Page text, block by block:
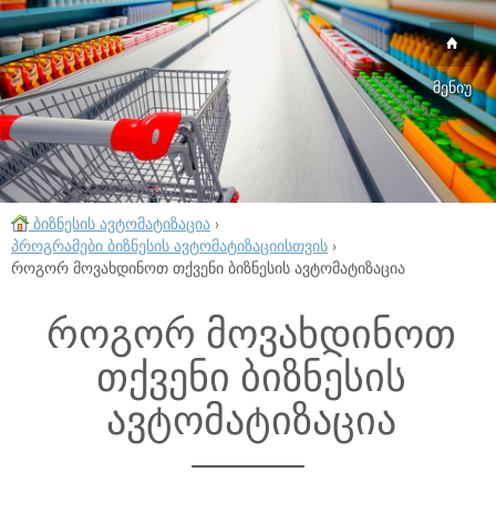
მენიუ
ბიზნესის ავტომატიზაცია ›
პროგრამები ბიზნესის ავტომატიზაციისთვის ›
როგორ მოვახდინოთ თქვენი ბიზნესის ავტომატიზაცია
როგორ მოვახდინოთ
თქვენი ბიზნესის
ავტომატიზაცია